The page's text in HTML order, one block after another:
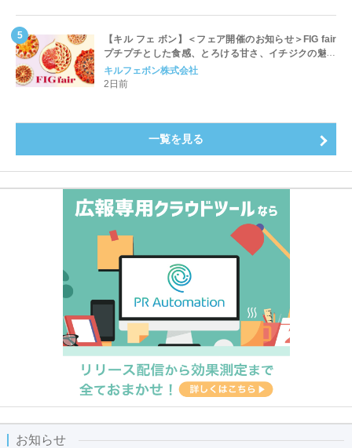
【キル フェ ボン】＜フェア開催のお知らせ＞FIG fair
プチプチとした食感、とろける甘さ、イチジクの魅力
をたっぷりと。新作を含め、イチジク尽くしの全4種が
登場8月20日（木）スタート
キルフェボン株式会社
2日前
一覧を見る
お知らせ